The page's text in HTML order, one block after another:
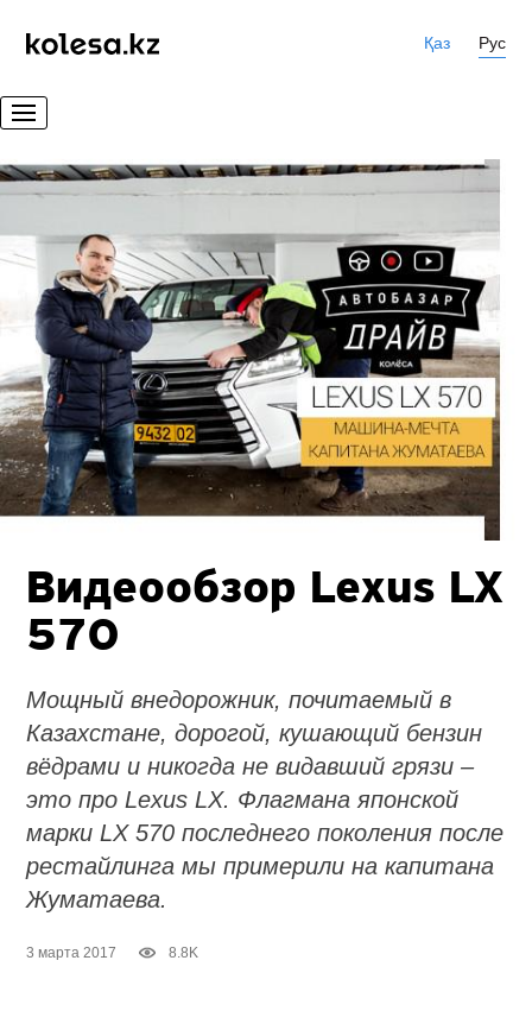
Қаз Рус
Видеообзор Lexus LX
570
Мощный внедорожник, почитаемый в
Казахстане, дорогой, кушающий бензин
вёдрами и никогда не видавший грязи –
это про Lexus LX. Флагмана японской
марки LX 570 последнего поколения после
рестайлинга мы примерили на капитана
Жуматаева.
3 марта 2017 8.8K